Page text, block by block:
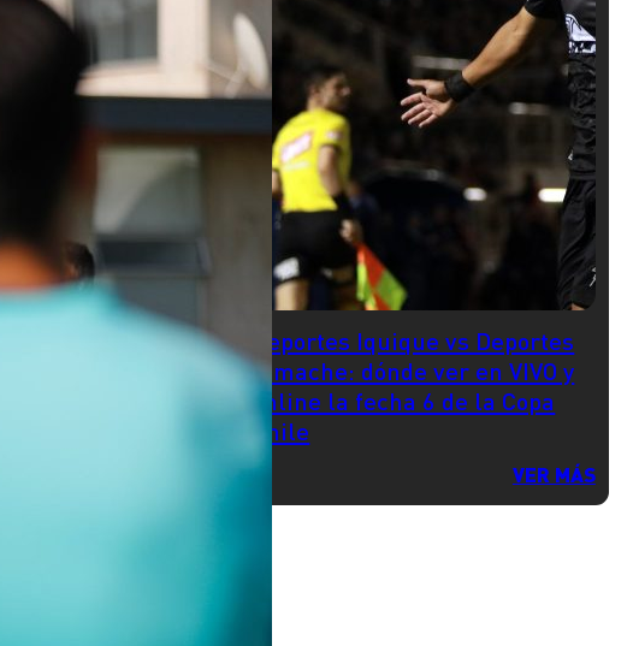
Deportes Iquique vs Deportes
Limache: dónde ver en VIVO y
online la fecha 6 de la Copa
Chile
VER MÁS